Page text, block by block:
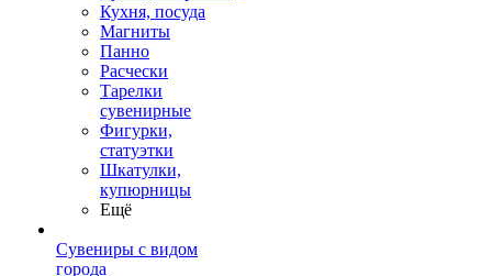
Кухня, посуда
Магниты
Панно
Расчески
Тарелки
сувенирные
Фигурки,
статуэтки
Шкатулки,
купюрницы
Ещё
Сувениры с видом
города